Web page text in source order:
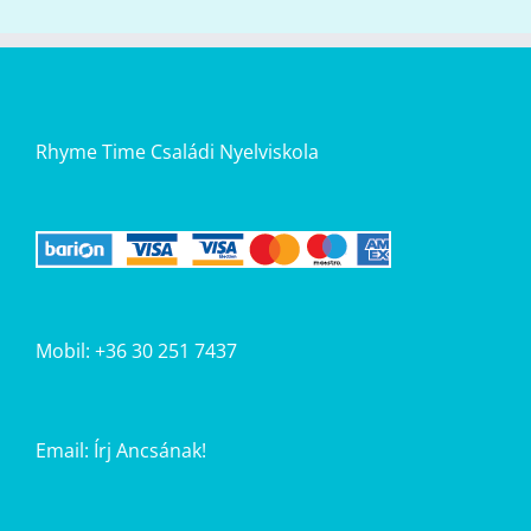
Rhyme Time Családi Nyelviskola
Mobil: +36 30 251 7437
Email: Írj Ancsának!